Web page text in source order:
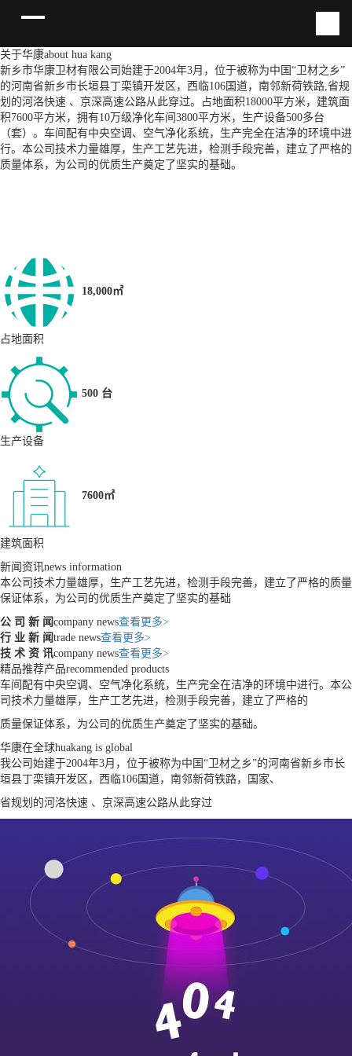
关于华康about hua kang
新乡市华康卫材有限公司始建于2004年3月，位于被称为中国“卫材之乡”
的河南省新乡市长垣县丁栾镇开发区，西临106国道，南邻新荷铁路,省规
划的河洛快速 、京深高速公路从此穿过。占地面积18000平方米，建筑面
积7600平方米，拥有10万级净化车间3800平方米，生产设备500多台
（套）。车间配有中央空调、空气净化系统，生产完全在洁净的环境中进
行。本公司技术力量雄厚，生产工艺先进，检测手段完善，建立了严格的
质量体系，为公司的优质生产奠定了坚实的基础。
18,000㎡
占地面积
500 台
生产设备
7600㎡
建筑面积
新闻资讯news information
本公司技术力量雄厚，生产工艺先进，检测手段完善，建立了严格的质量
保证体系，为公司的优质生产奠定了坚实的基础
公 司 新 闻company news查看更多>
行 业 新 闻trade news查看更多>
技 术 资 讯company news查看更多>
精品推荐产品recommended products
车间配有中央空调、空气净化系统，生产完全在洁净的环境中进行。本公
司技术力量雄厚，生产工艺先进，检测手段完善，建立了严格的
质量保证体系，为公司的优质生产奠定了坚实的基础。
华康在全球huakang is global
我公司始建于2004年3月，位于被称为中国“卫材之乡”的河南省新乡市长
垣县丁栾镇开发区，西临106国道，南邻新荷铁路，国家、
省规划的河洛快速 、京深高速公路从此穿过